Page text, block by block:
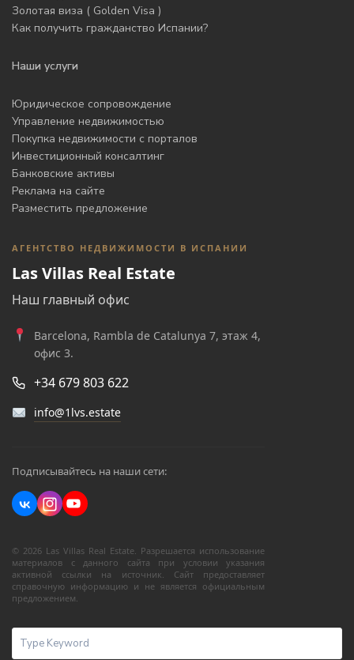
Золотая виза ( Golden Visa )
Как получить гражданство Испании?
Наши услуги
Юридическое сопровождение
Управление недвижимостью
Покупка недвижимости с порталов
Инвестиционный консалтинг
Банковские активы
Реклама на сайте
Разместить предложение
АГЕНТСТВО НЕДВИЖИМОСТИ В ИСПАНИИ
Las Villas Real Estate
Наш главный офис
Barcelona, Rambla de Catalunya 7, этаж 4,
офис 3.
+34 679 803 622
info@1lvs.estate
Подписывайтесь на наши сети:
© 2026 Las Villas Real Estate. Разрешается использование
материалов с данного сайта при условии указания
активной ссылки на источник. Сайт предоставляет
справочную информацию и не является официальным
предложением.